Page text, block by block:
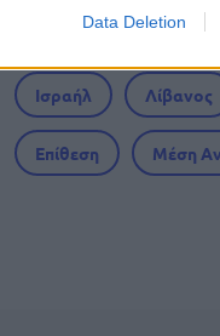
Data Deletion
Ισραήλ Λίβανος
Επίθεση Μέση